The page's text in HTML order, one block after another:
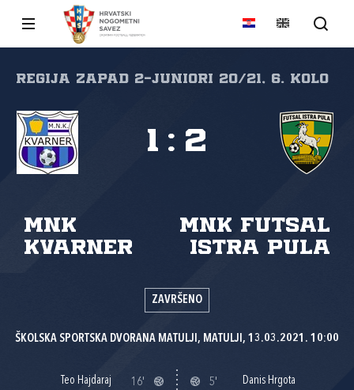
REGIJA ZAPAD 2-JUNIORI 20/21, 6. kolo
MNK
Kvarner
MNK Futsal
Istra Pula
1 : 2
ZAVRŠENO
ŠKOLSKA SPORTSKA DVORANA MATULJI, MATULJI, 13.03.2021. 10:00
Teo Hajdaraj 16' 5'
Danis Hrgota